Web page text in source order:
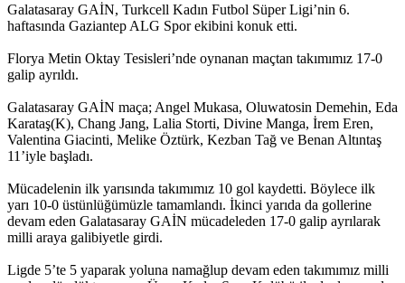
Galatasaray GAİN, Turkcell Kadın Futbol Süper Ligi’nin 6.
haftasında Gaziantep ALG Spor ekibini konuk etti.
Florya Metin Oktay Tesisleri’nde oynanan maçtan takımımız 17-0
galip ayrıldı.
Galatasaray GAİN maça; Angel Mukasa, Oluwatosin Demehin, Eda
Karataş(K), Chang Jang, Lalia Storti, Divine Manga, İrem Eren,
Valentina Giacinti, Melike Öztürk, Kezban Tağ ve Benan Altıntaş
11’iyle başladı.
Mücadelenin ilk yarısında takımımız 10 gol kaydetti. Böylece ilk
yarı 10-0 üstünlüğümüzle tamamlandı. İkinci yarıda da gollerine
devam eden Galatasaray GAİN mücadeleden 17-0 galip ayrılarak
milli araya galibiyetle girdi.
Ligde 5’te 5 yaparak yoluna namağlup devam eden takımımız milli